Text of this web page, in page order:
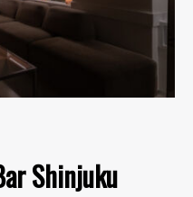
Shinjuku